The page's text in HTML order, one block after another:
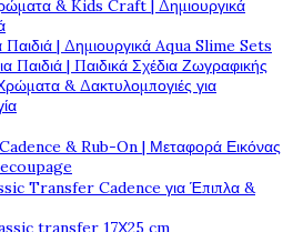
& Kids Craft | Δημιουργικά
Παιδιά | Δημιουργικά Aqua Slime Sets
Παιδιά | Παιδικά Σχέδια Ζωγραφικής
& Δακτυλομπογιές για
& Rub-On | Μεταφορά Εικόνας
Transfer Cadence για Έπιπλα &
transfer 17Χ25 cm